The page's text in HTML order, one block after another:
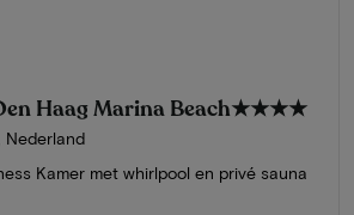
Haag Marina Beach★★★★
Nederland
Kamer met whirlpool en privé sauna